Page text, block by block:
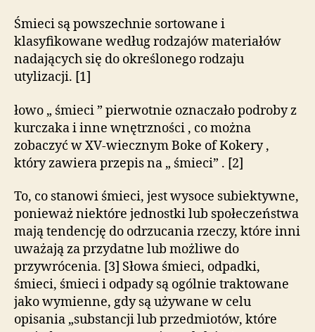
Śmieci są powszechnie sortowane i
klasyfikowane według rodzajów materiałów
nadających się do określonego rodzaju
utylizacji. [1]
łowo „ śmieci ” pierwotnie oznaczało podroby z
kurczaka i inne wnętrzności , co można
zobaczyć w XV-wiecznym Boke of Kokery ,
który zawiera przepis na „ śmieci” . [2]
To, co stanowi śmieci, jest wysoce subiektywne,
ponieważ niektóre jednostki lub społeczeństwa
mają tendencję do odrzucania rzeczy, które inni
uważają za przydatne lub możliwe do
przywrócenia. [3] Słowa śmieci, odpadki,
śmieci, śmieci i odpady są ogólnie traktowane
jako wymienne, gdy są używane w celu
opisania „substancji lub przedmiotów, które